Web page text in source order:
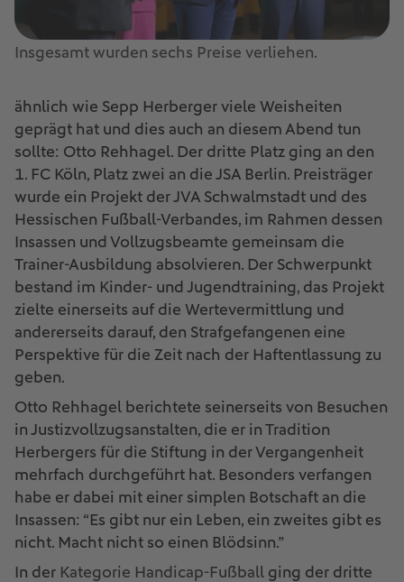
Insgesamt wurden sechs Preise verliehen.
ähnlich wie Sepp Herberger viele Weisheiten
geprägt hat und dies auch an diesem Abend tun
sollte: Otto Rehhagel. Der dritte Platz ging an den
1. FC Köln, Platz zwei an die JSA Berlin. Preisträger
wurde ein Projekt der JVA Schwalmstadt und des
Hessischen Fußball-Verbandes, im Rahmen dessen
Insassen und Vollzugsbeamte gemeinsam die
Trainer-Ausbildung absolvieren. Der Schwerpunkt
bestand im Kinder- und Jugendtraining, das Projekt
zielte einerseits auf die Wertevermittlung und
andererseits darauf, den Strafgefangenen eine
Perspektive für die Zeit nach der Haftentlassung zu
geben.
Otto Rehhagel berichtete seinerseits von Besuchen
in Justizvollzugsanstalten, die er in Tradition
Herbergers für die Stiftung in der Vergangenheit
mehrfach durchgeführt hat. Besonders verfangen
habe er dabei mit einer simplen Botschaft an die
Insassen: “Es gibt nur ein Leben, ein zweites gibt es
nicht. Macht nicht so einen Blödsinn.”
In der Kategorie Handicap-Fußball ging der dritte